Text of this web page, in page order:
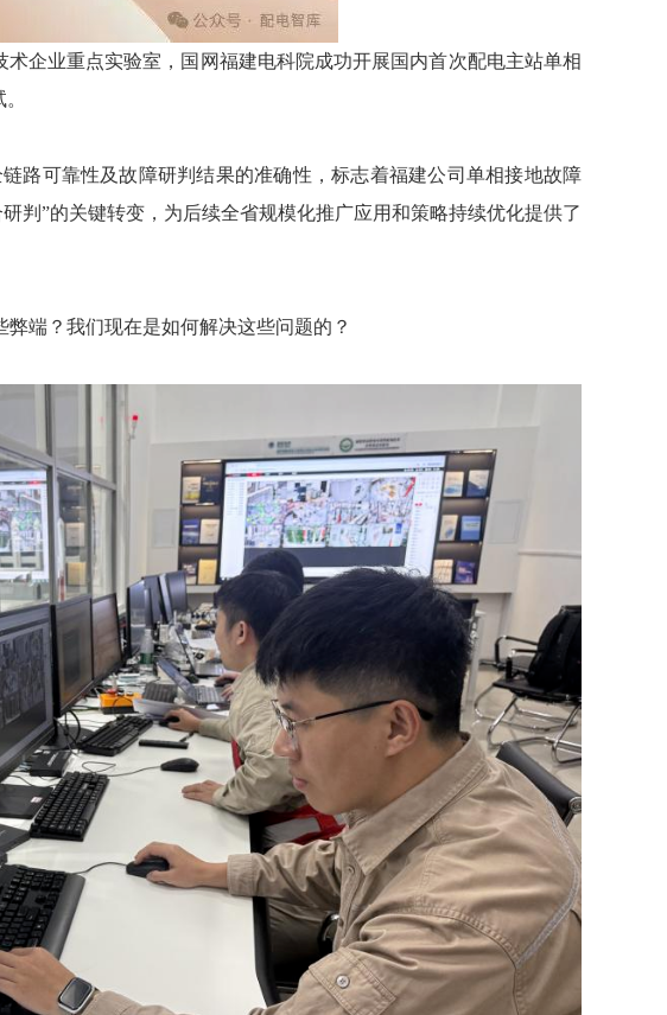
企业重点实验室，国网福建电科院成功开展国内首次配电主站单相
路可靠性及故障研判结果的准确性，标志着福建公司单相接地故障
判”的关键转变，为后续全省规模化推广应用和策略持续优化提供了
端？我们现在是如何解决这些问题的？